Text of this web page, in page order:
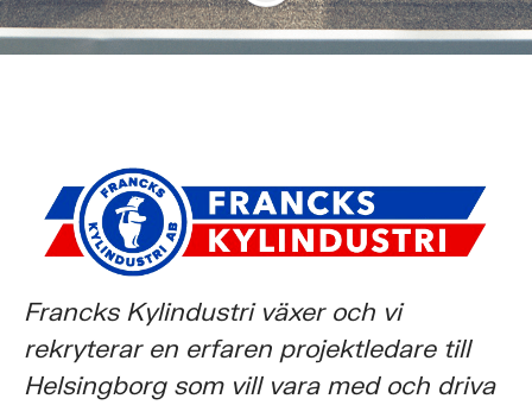
Francks Kylindustri växer och vi
rekryterar en erfaren projektledare till
Helsingborg som vill vara med och driva